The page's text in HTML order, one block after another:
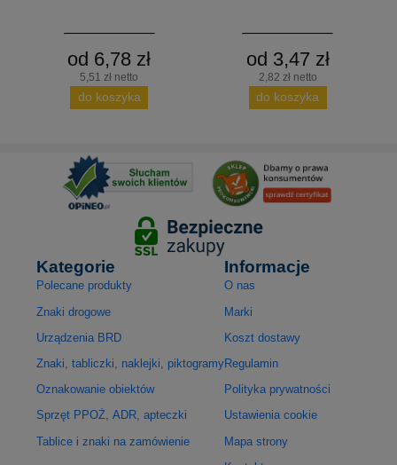
od 6,78 zł
5,51 zł netto
do koszyka
od 3,47 zł
2,82 zł netto
do koszyka
Kategorie
Polecane produkty
Znaki drogowe
Urządzenia BRD
Znaki, tabliczki, naklejki, piktogramy
Oznakowanie obiektów
Sprzęt PPOŻ, ADR, apteczki
Tablice i znaki na zamówienie
Informacje
O nas
Marki
Koszt dostawy
Regulamin
Polityka prywatności
Ustawienia cookie
Mapa strony